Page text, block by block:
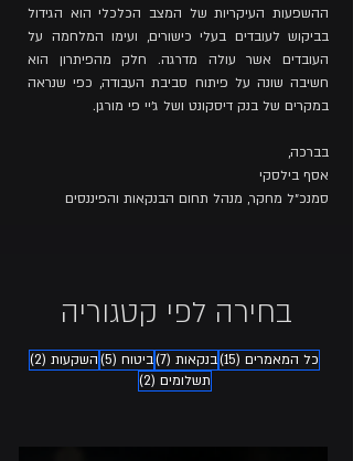
ההשפעות העיקריות של המצב הכלכלי הוא הגידול
בביקוש לעובדים בעלי כישורים, ועימו המלחמה על
העובדים אשר עולה מדרגה. חלק מהפיתרון הוא
חשיבה שונה על פיתוח סביבת העבודה, כפי שנראה
במקרים של בנק דיסקונט ושל ג׳יי פי מורגן.
בברכה,
אסף בילסקי
סמנכ״ל מחקר, מנהל תחום הבנקאות והפיננסים
בחירה לפי קטגוריה
כל המאמרים (15) 15 פוסטיםבנקאות (7) 7 פוסטיםביטוח (5) 5 פוסטיםהשקעות (2)
2 פוסטים
תשלומים (2) 2 פוסטים